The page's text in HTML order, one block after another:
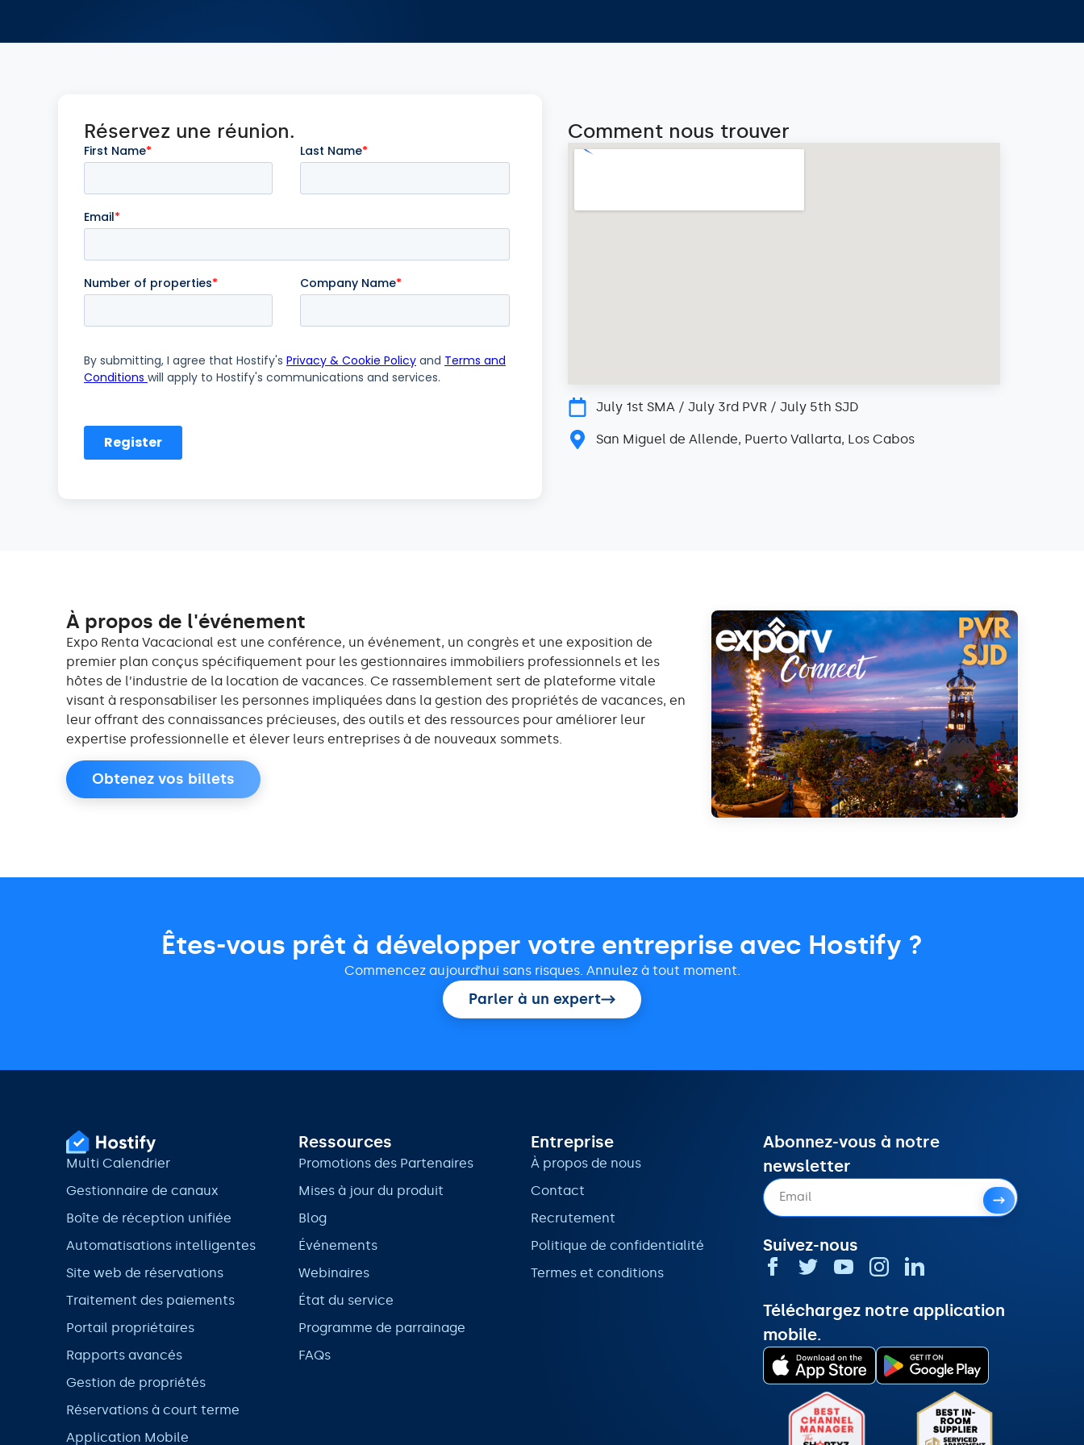
Réservez une réunion. Comment nous trouver
July 1st SMA / July 3rd PVR / July 5th SJD
San Miguel de Allende, Puerto Vallarta, Los Cabos
À propos de l'événement
Expo Renta Vacacional est une conférence, un événement, un congrès et une exposition de
premier plan conçus spécifiquement pour les gestionnaires immobiliers professionnels et les
hôtes de l’industrie de la location de vacances. Ce rassemblement sert de plateforme vitale
visant à responsabiliser les personnes impliquées dans la gestion des propriétés de vacances, en
leur offrant des connaissances précieuses, des outils et des ressources pour améliorer leur
expertise professionnelle et élever leurs entreprises à de nouveaux sommets.
Obtenez vos billets
Êtes-vous prêt à développer votre entreprise avec Hostify ?
Commencez aujourd’hui sans risques. Annulez à tout moment.
Parler à un expert
Multi Calendrier
Gestionnaire de canaux
Boîte de réception unifiée
Automatisations intelligentes
Site web de réservations
Traitement des paiements
Portail propriétaires
Rapports avancés
Gestion de propriétés
Réservations à court terme
Application Mobile
Ressources
Promotions des Partenaires
Mises à jour du produit
Blog
Événements
Webinaires
État du service
Programme de parrainage
FAQs
Entreprise
À propos de nous
Contact
Recrutement
Politique de confidentialité
Termes et conditions
Abonnez-vous à notre
newsletter
Suivez-nous
Téléchargez notre application
mobile.